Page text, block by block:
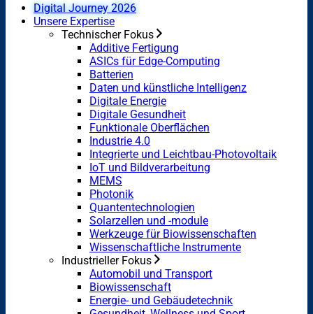
Digital Journey 2026
Unsere Expertise
Technischer Fokus
Additive Fertigung
ASICs für Edge-Computing
Batterien
Daten und künstliche Intelligenz
Digitale Energie
Digitale Gesundheit
Funktionale Oberflächen
Industrie 4.0
Integrierte und Leichtbau-Photovoltaik
IoT und Bildverarbeitung
MEMS
Photonik
Quantentechnologien
Solarzellen und -module
Werkzeuge für Biowissenschaften
Wissenschaftliche Instrumente
Industrieller Fokus
Automobil und Transport
Biowissenschaft
Energie- und Gebäudetechnik